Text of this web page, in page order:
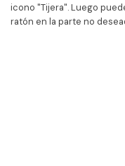
icono "Tijera". Luego
ratón en la parte no